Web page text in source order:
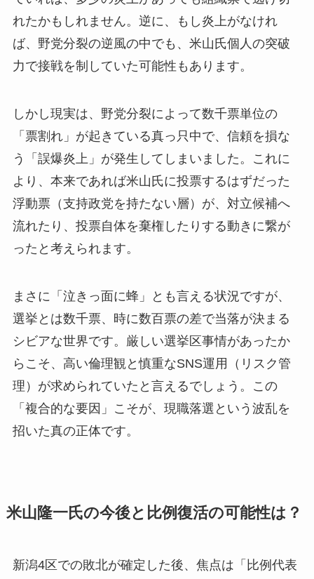
れたかもしれません。逆に、もし炎上がなけれ
ば、野党分裂の逆風の中でも、米山氏個人の突破
力で接戦を制していた可能性もあります。
しかし現実は、野党分裂によって数千票単位の
「票割れ」が起きている真っ只中で、信頼を損な
う「誤爆炎上」が発生してしまいました。これに
より、本来であれば米山氏に投票するはずだった
浮動票（支持政党を持たない層）が、対立候補へ
流れたり、投票自体を棄権したりする動きに繋が
ったと考えられます。
まさに「泣きっ面に蜂」とも言える状況ですが、
選挙とは数千票、時に数百票の差で当落が決まる
シビアな世界です。厳しい選挙区事情があったか
らこそ、高い倫理観と慎重なSNS運用（リスク管
理）が求められていたと言えるでしょう。この
「複合的な要因」こそが、現職落選という波乱を
招いた真の正体です。
米山隆一氏の今後と比例復活の可能性は？
新潟4区での敗北が確定した後、焦点は「比例代表